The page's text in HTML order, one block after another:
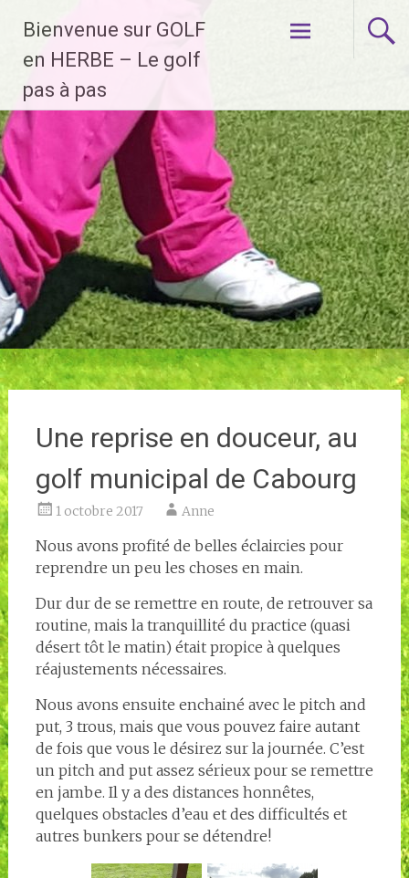
contenu
Bienvenue sur GOLF
en HERBE – Le golf
pas à pas
Une reprise en douceur, au
golf municipal de Cabourg
1 octobre 2017 Anne
Nous avons profité de belles éclaircies pour
reprendre un peu les choses en main.
Dur dur de se remettre en route, de retrouver sa
routine, mais la tranquillité du practice (quasi
désert tôt le matin) était propice à quelques
réajustements nécessaires.
Nous avons ensuite enchainé avec le pitch and
put, 3 trous, mais que vous pouvez faire autant
de fois que vous le désirez sur la journée. C’est
un pitch and put assez sérieux pour se remettre
en jambe. Il y a des distances honnêtes,
quelques obstacles d’eau et des difficultés et
autres bunkers pour se détendre!